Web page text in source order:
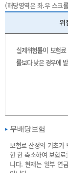
(해당영역은 좌.우 스크
위
실제위험률이 보험
률보다 낮은 경우에
무배당보험
보험료 산정의 기초가
한 한 축소하여 보험
니다. 현재는 일부 연